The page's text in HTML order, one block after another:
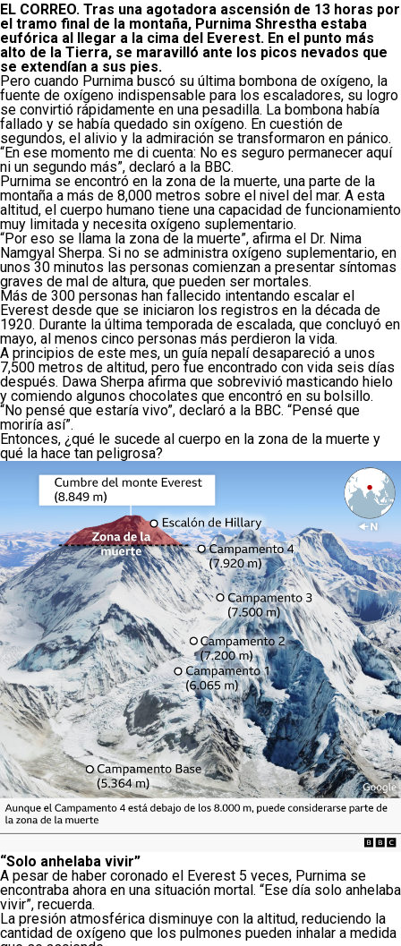
EL CORREO. Tras una agotadora ascensión de 13 horas por
el tramo final de la montaña, Purnima Shrestha estaba
eufórica al llegar a la cima del Everest. En el punto más
alto de la Tierra, se maravilló ante los picos nevados que
se extendían a sus pies.
Pero cuando Purnima buscó su última bombona de oxígeno, la
fuente de oxígeno indispensable para los escaladores, su logro
se convirtió rápidamente en una pesadilla. La bombona había
fallado y se había quedado sin oxígeno. En cuestión de
segundos, el alivio y la admiración se transformaron en pánico.
“En ese momento me di cuenta: No es seguro permanecer aquí
ni un segundo más”, declaró a la BBC.
Purnima se encontró en la zona de la muerte, una parte de la
montaña a más de 8,000 metros sobre el nivel del mar. A esta
altitud, el cuerpo humano tiene una capacidad de funcionamiento
muy limitada y necesita oxígeno suplementario.
“Por eso se llama la zona de la muerte”, afirma el Dr. Nima
Namgyal Sherpa. Si no se administra oxígeno suplementario, en
unos 30 minutos las personas comienzan a presentar síntomas
graves de mal de altura, que pueden ser mortales.
Más de 300 personas han fallecido intentando escalar el
Everest desde que se iniciaron los registros en la década de
1920. Durante la última temporada de escalada, que concluyó en
mayo, al menos cinco personas más perdieron la vida.
A principios de este mes, un guía nepalí desapareció a unos
7,500 metros de altitud, pero fue encontrado con vida seis días
después. Dawa Sherpa afirma que sobrevivió masticando hielo
y comiendo algunos chocolates que encontró en su bolsillo.
“No pensé que estaría vivo”, declaró a la BBC. “Pensé que
moriría así”.
Entonces, ¿qué le sucede al cuerpo en la zona de la muerte y
qué la hace tan peligrosa?
“Solo anhelaba vivir”
A pesar de haber coronado el Everest 5 veces, Purnima se
encontraba ahora en una situación mortal. “Ese día solo anhelaba
vivir”, recuerda.
La presión atmosférica disminuye con la altitud, reduciendo la
cantidad de oxígeno que los pulmones pueden inhalar a medida